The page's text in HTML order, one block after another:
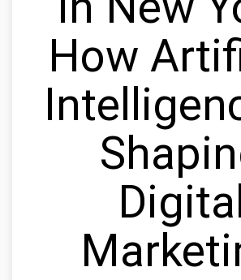
How
Digital